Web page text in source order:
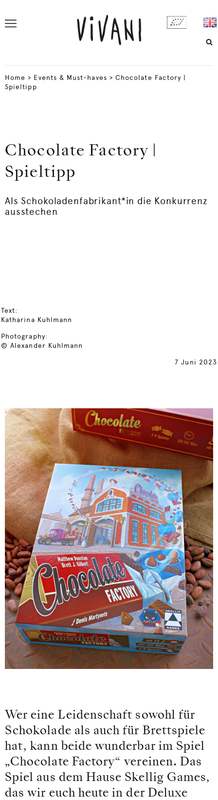
Home > Events & Must-haves > Chocolate Factory |
Spieltipp
Chocolate Factory |
Spieltipp
Als Schokoladenfabrikant*in die Konkurrenz
ausstechen
Text:
Katharina Kuhlmann
Photography:
© Alexander Kuhlmann
7 Juni 2023
Wer eine Leidenschaft sowohl für
Schokolade als auch für Brettspiele
hat, kann beide wunderbar im Spiel
„Chocolate Factory“ vereinen. Das
Spiel aus dem Hause Skellig Games,
das wir euch heute in der Deluxe